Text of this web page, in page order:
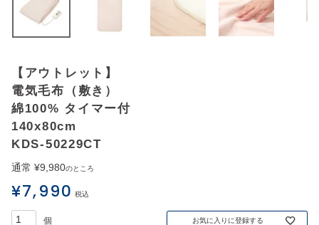
ログイン
【アウトレット】
電気毛布（敷き）
綿100% タイマー付
140x80cm
KDS-50229CT
通常 ¥9,980のところ
¥7,990 税込
お気に入りに登録する